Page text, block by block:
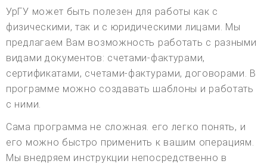
УрГУ может быть полезен для работы как с
физическими, так и с юридическими лицами. Мы
предлагаем Вам возможность работать с разными
видами документов: счетами-фактурами,
сертификатами, счетами-фактурами, договорами. В
программе можно создавать шаблоны и работать
с ними.
Сама программа не сложная. его легко понять, и
его можно быстро применить к вашим операциям.
Мы внедряем инструкции непосредственно в